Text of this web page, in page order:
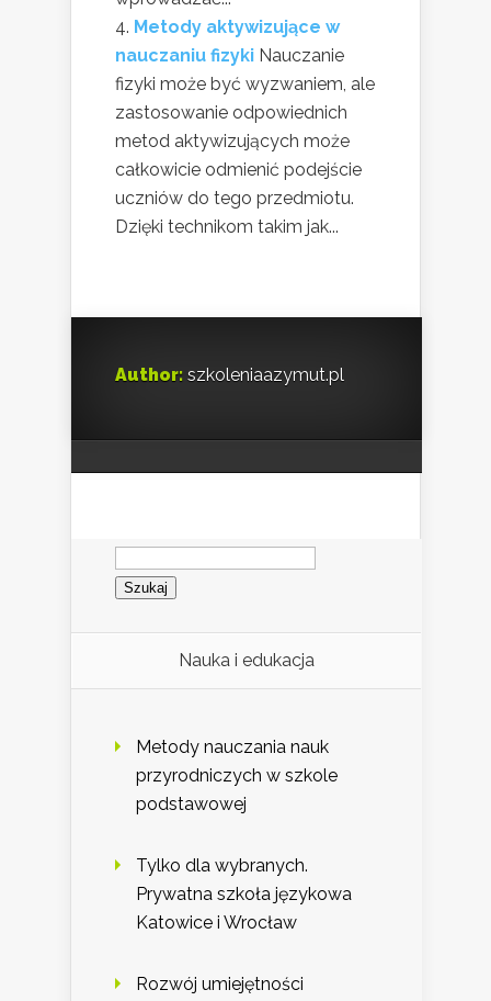
Metody aktywizujące w
nauczaniu fizyki Nauczanie
fizyki może być wyzwaniem, ale
zastosowanie odpowiednich
metod aktywizujących może
całkowicie odmienić podejście
uczniów do tego przedmiotu.
Dzięki technikom takim jak...
Author: szkoleniaazymut.pl
Szukaj:
Nauka i edukacja
Metody nauczania nauk
przyrodniczych w szkole
podstawowej
Tylko dla wybranych.
Prywatna szkoła językowa
Katowice i Wrocław
Rozwój umiejętności